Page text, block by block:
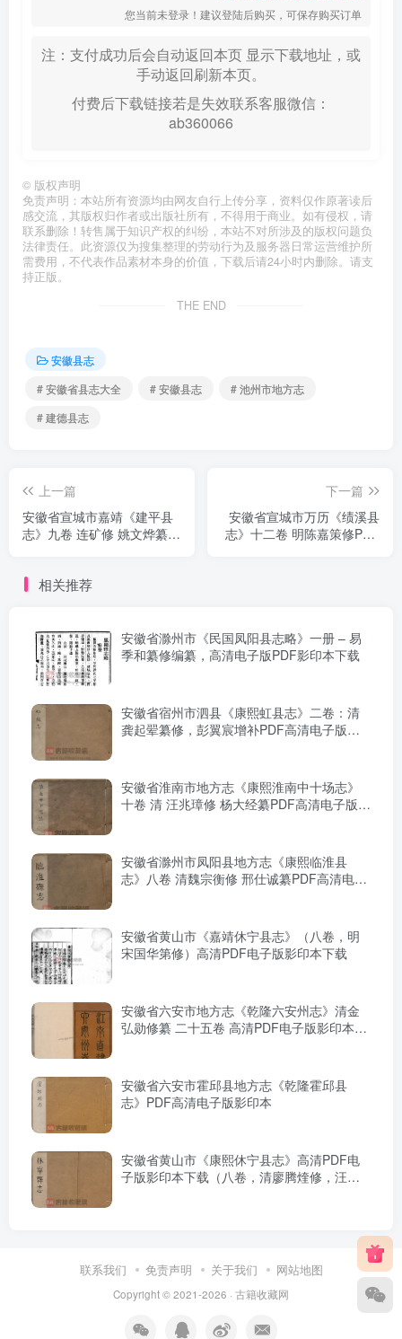
您当前未登录！建议登陆后购买，可保存购买订单
注：支付成功后会自动返回本页 显示下载地址，或
手动返回刷新本页。
付费后下载链接若是失效联系客服微信：
ab360066
© 版权声明
免责声明：本站所有资源均由网友自行上传分享，资料仅作原著读后
感交流，其版权归作者或出版社所有，不得用于商业。如有侵权，请
联系删除！转售属于知识产权的纠纷，本站不对所涉及的版权问题负
法律责任。此资源仅为搜集整理的劳动行为及服务器日常运营维护所
需费用，不代表作品素材本身的价值，下载后请24小时内删除。请支
持正版。
THE END
安徽县志
# 安徽省县志大全
# 安徽县志
# 池州市地方志
# 建德县志
上一篇
安徽省宣城市嘉靖《建平县
志》九卷 连矿修 姚文烨纂
下一篇
安徽省宣城市万历《绩溪县
志》十二卷 明陈嘉策修PDF
相关推荐
安徽省滁州市《民国凤阳县志略》一册 – 易
季和纂修编纂，高清电子版PDF影印本下载
安徽省宿州市泗县《康熙虹县志》二卷：清
龚起翚纂修，彭翼宸增补PDF高清电子版影
安徽省淮南市地方志《康熙淮南中十场志》
十卷 清 汪兆璋修 杨大经纂PDF高清电子版下
安徽省滁州市凤阳县地方志《康熙临淮县
志》八卷 清魏宗衡修 邢仕诚纂PDF高清电子
安徽省黄山市《嘉靖休宁县志》（八卷，明
宋国华第修）高清PDF电子版影印本下载
安徽省六安市地方志《乾隆六安州志》清金
弘勋修纂 二十五卷 高清PDF电子版影印本下
安徽省六安市霍邱县地方志《乾隆霍邱县
志》PDF高清电子版影印本
安徽省黄山市《康熙休宁县志》高清PDF电
子版影印本下载（八卷，清廖腾煃修，汪晋
联系我们 免责声明 关于我们 网站地图
Copyright © 2021-2026 · 古籍收藏网